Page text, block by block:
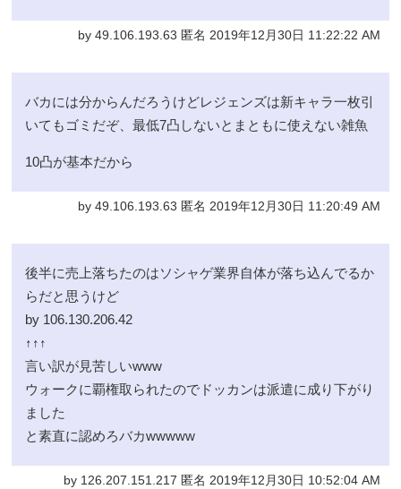
by 49.106.193.63 匿名 2019年12月30日 11:22:22 AM
バカには分からんだろうけどレジェンズは新キャラ一枚引
いてもゴミだぞ、最低7凸しないとまともに使えない雑魚
10凸が基本だから
by 49.106.193.63 匿名 2019年12月30日 11:20:49 AM
後半に売上落ちたのはソシャゲ業界自体が落ち込んでるか
らだと思うけど
by 106.130.206.42
↑↑↑
言い訳が見苦しいwww
ウォークに覇権取られたのでドッカンは派遣に成り下がり
ました
と素直に認めろバカwwwww
by 126.207.151.217 匿名 2019年12月30日 10:52:04 AM